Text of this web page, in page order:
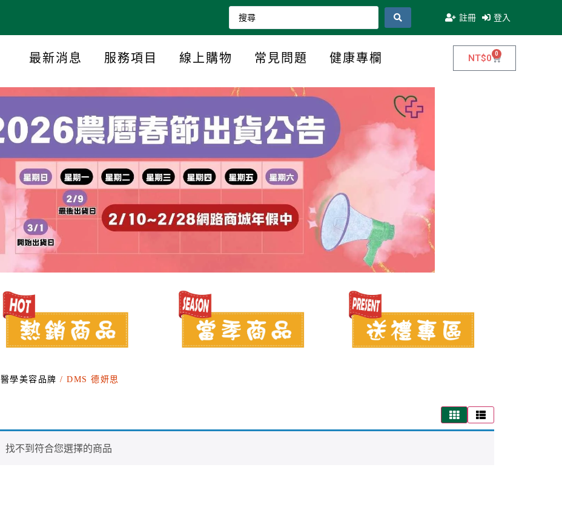
註冊 登入
最新消息 服務項目 線上購物 常見問題 健康專欄 NT$0 0
醫學美容品牌 / DMS 德妍思
找不到符合您選擇的商品